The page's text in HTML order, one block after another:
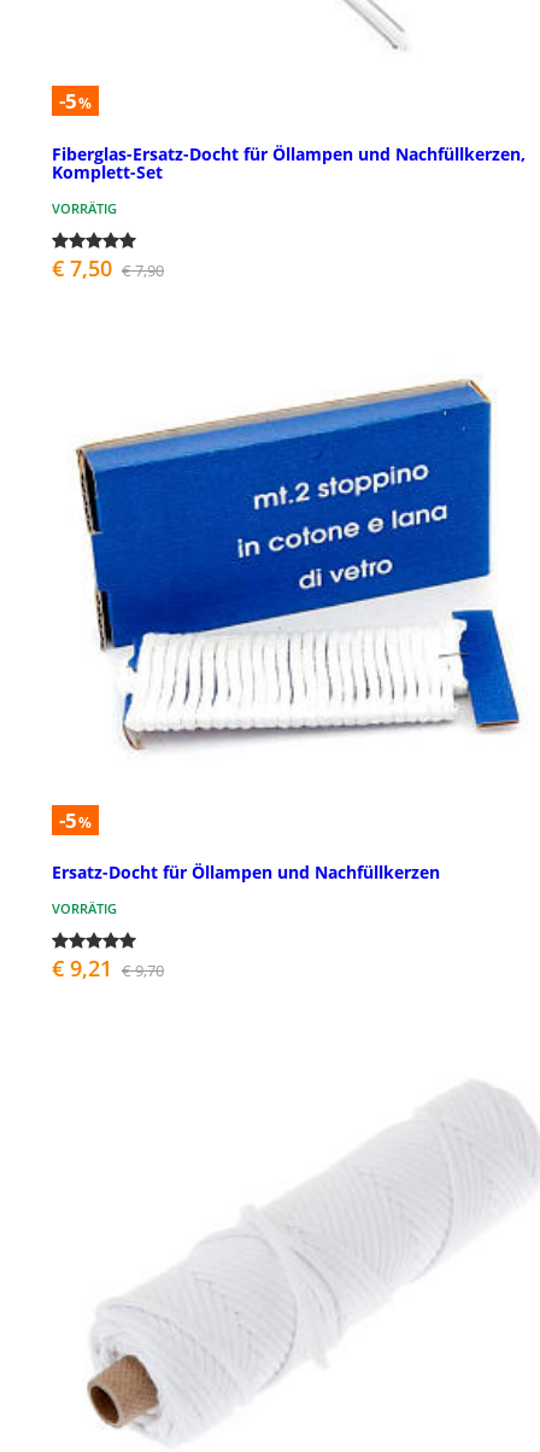
-5%
Fiberglas-Ersatz-Docht für Öllampen und Nachfüllkerzen,
Komplett-Set
VORRÄTIG
€ 7,50 € 7,90
-5%
Ersatz-Docht für Öllampen und Nachfüllkerzen
VORRÄTIG
€ 9,21 € 9,70